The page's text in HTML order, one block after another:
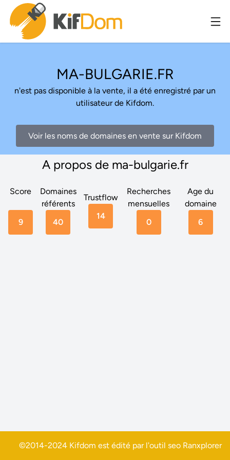
MA-BULGARIE.FR
n'est pas disponible à la vente, il a été enregistré par un
utilisateur de Kifdom.
Voir les noms de domaines en vente sur Kifdom
A propos de ma-bulgarie.fr
Score
9
Domaines
référents
40
Trustflow
14
Recherches
mensuelles
0
Age du
domaine
6
©2014-2024 Kifdom est édité par l'outil seo Ranxplorer